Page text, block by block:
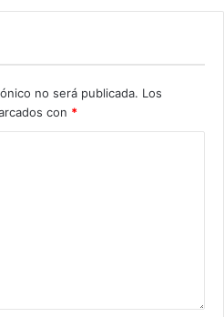
no será publicada. Los
con *